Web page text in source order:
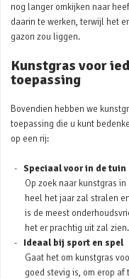
nog langer omkijken naar
daarin te werken, terwijl het
gazon zou liggen.
Kunstgras voor
toepassing
Bovendien hebben we
toepassing die u kunt
op een rij:
Speciaal voor in de tuin
Op zoek naar kunstgras
heel het jaar zal stralen
is de meest
het er prachtig uit zal zien.
Ideaal bij sport en spel
Gaat het om kunstgras
goed stevig is, om erop